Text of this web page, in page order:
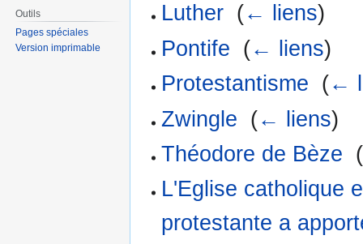
Luther (← liens)
Pontife (← liens)
Protestantisme (←
Zwingle (← liens)
Théodore de Bèze (
L'Eglise catholique
protestante a
Outils
Pages spéciales
Version imprimable